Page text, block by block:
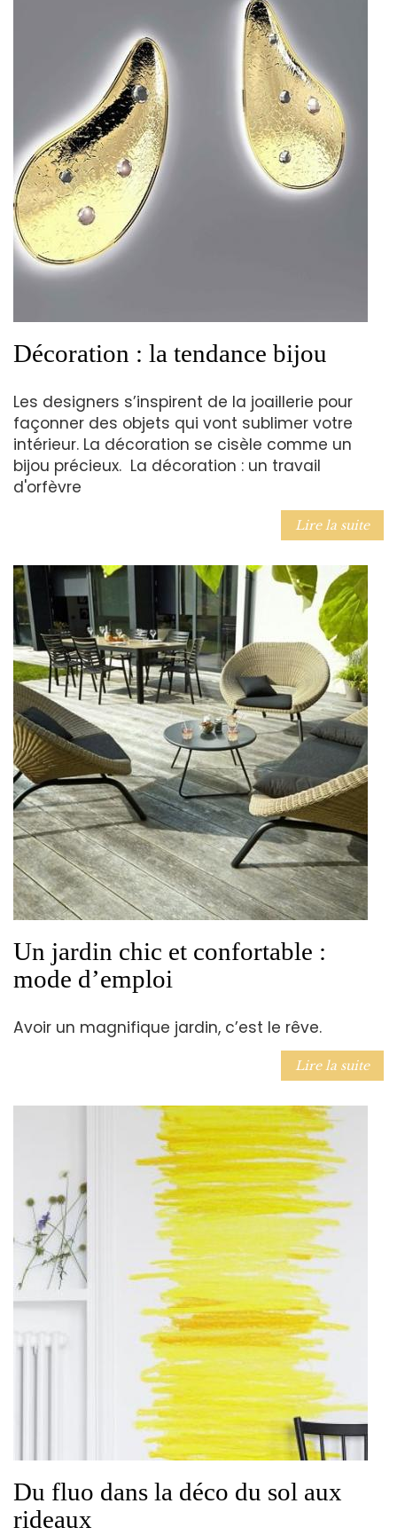
Décoration : la tendance bijou
Les designers s’inspirent de la joaillerie pour
façonner des objets qui vont sublimer votre
intérieur. La décoration se cisèle comme un
bijou précieux. La décoration : un travail
d'orfèvre
Lire la suite
Un jardin chic et confortable :
mode d’emploi
Avoir un magnifique jardin, c’est le rêve.
Lire la suite
Du fluo dans la déco du sol aux
rideaux